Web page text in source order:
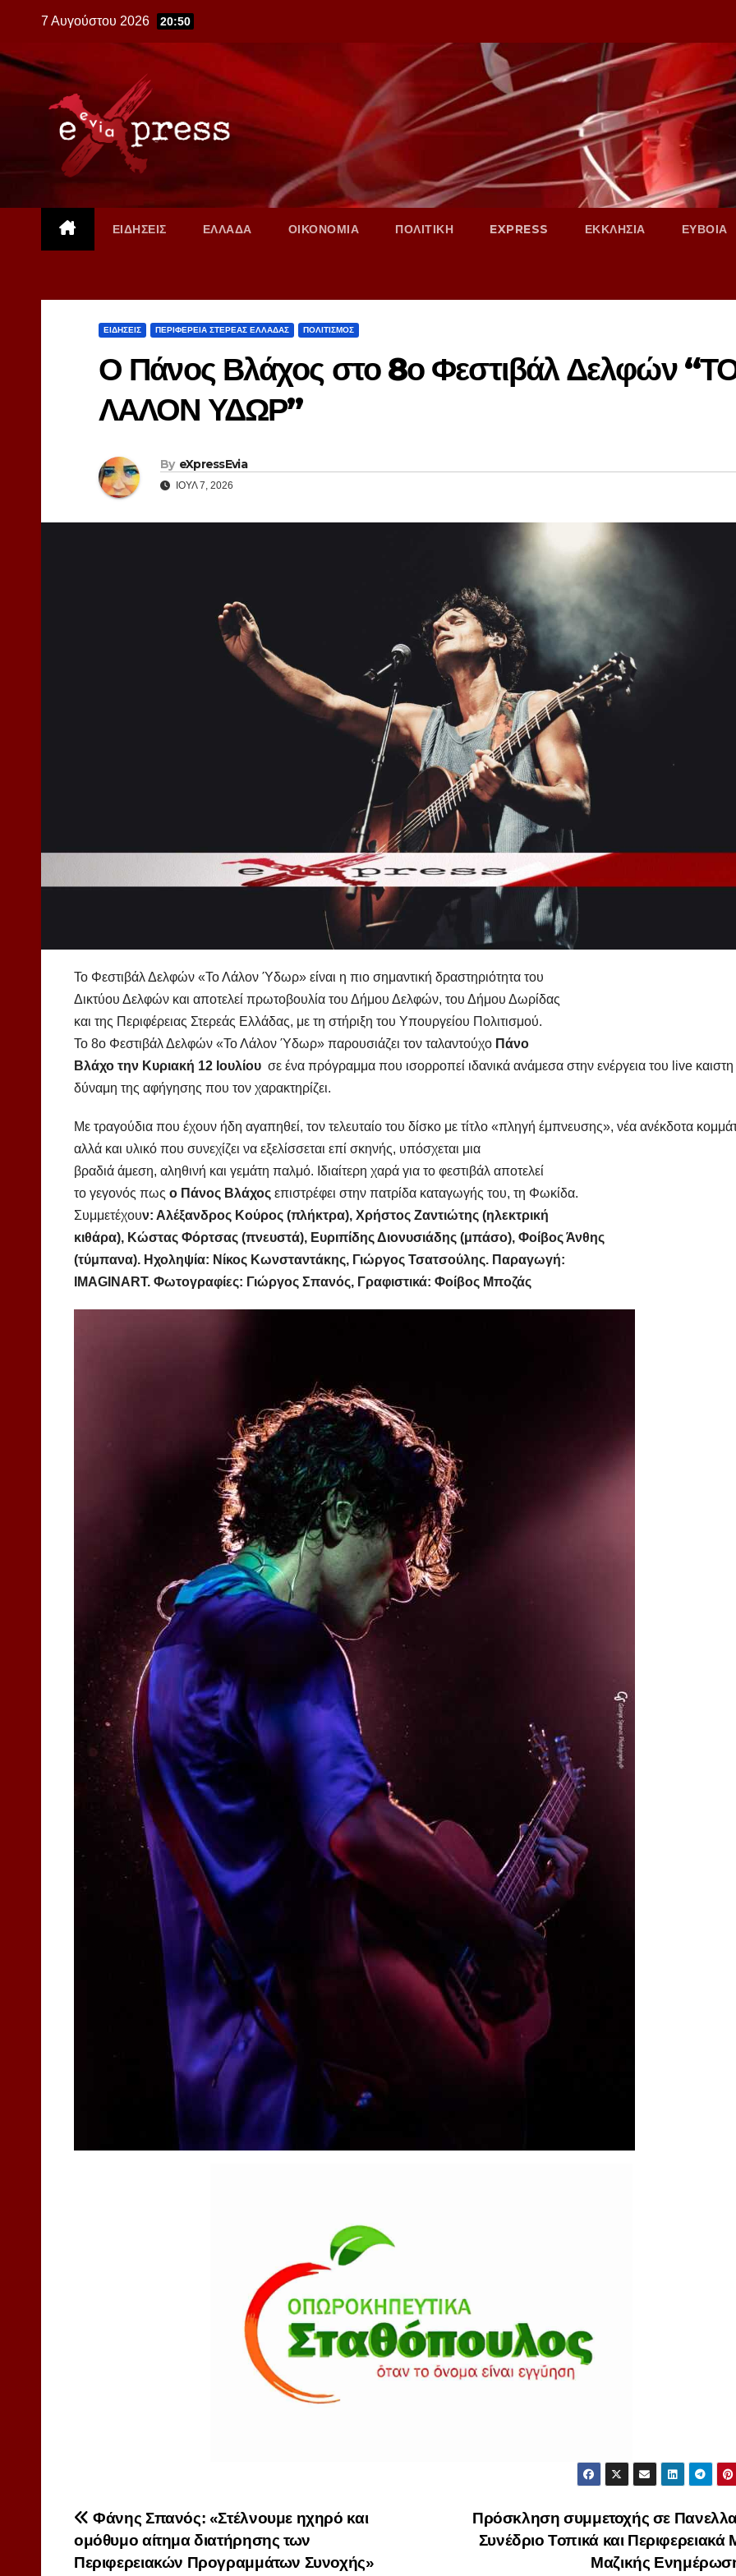
content
7 Αυγούστου 2026 20:50
ΕΙΔΗΣΕΙΣ ΕΛΛΑΔΑ ΟΙΚΟΝΟΜΙΑ ΠΟΛΙΤΙΚΗ EXPRESS ΕΚΚΛΗΣΙΑ ΕΥΒΟΙΑ
ΕΙΔΗΣΕΙΣ ΠΕΡΙΦΕΡΕΙΑ ΣΤΕΡΕΑΣ ΕΛΛΑΔΑΣ ΠΟΛΙΤΙΣΜΟΣ
Ο Πάνος Βλάχος στο 8ο Φεστιβάλ Δελφών
ΛΑΛΟΝ ΥΔΩΡ”
By eXpressEvia
ΙΟΎΛ 7, 2026
Το Φεστιβάλ Δελφών «Το Λάλον Ύδωρ» είναι η πιο σημαντική δραστηριότητα του
Δικτύου Δελφών και αποτελεί πρωτοβουλία του Δήμου Δελφών, του Δήμου Δωρίδας
και της Περιφέρειας Στερεάς Ελλάδας, με τη στήριξη του Υπουργείου Πολιτισμού.
Το 8ο Φεστιβάλ Δελφών «Το Λάλον Ύδωρ» παρουσιάζει τον ταλαντούχο Πάνο
Βλάχο την Κυριακή 12 Ιουλίου σε ένα πρόγραμμα που ισορροπεί ιδανικά ανάμεσα στην ενέργεια του live καιστη
δύναμη της αφήγησης που τον χαρακτηρίζει.
Με τραγούδια που έχουν ήδη αγαπηθεί, τον τελευταίο του δίσκο με τίτλο «πληγή έμπνευσης», νέα ανέκδοτα
αλλά και υλικό που συνεχίζει να εξελίσσεται επί σκηνής, υπόσχεται μια
βραδιά άμεση, αληθινή και γεμάτη παλμό. Ιδιαίτερη χαρά για το φεστιβάλ αποτελεί
το γεγονός πως ο Πάνος Βλάχος επιστρέφει στην πατρίδα καταγωγής του, τη Φωκίδα.
Συμμετέχουν: Αλέξανδρος Κούρος (πλήκτρα), Χρήστος Ζαντιώτης (ηλεκτρική
κιθάρα), Κώστας Φόρτσας (πνευστά), Ευριπίδης Διονυσιάδης (μπάσο), Φοίβος Άνθης
(τύμπανα). Ηχοληψία: Νίκος Κωνσταντάκης, Γιώργος Τσατσούλης. Παραγωγή:
IMAGINART. Φωτογραφίες: Γιώργος Σπανός, Γραφιστικά: Φοίβος Μποζάς
Πλοήγηση
άρθρων
Πρόσκληση συμμετοχής σε
Συνέδριο Τοπικά και Περιφερειακά
Μαζικής
Φάνης Σπανός: «Στέλνουμε ηχηρό και
ομόθυμο αίτημα διατήρησης των
Περιφερειακών Προγραμμάτων Συνοχής»